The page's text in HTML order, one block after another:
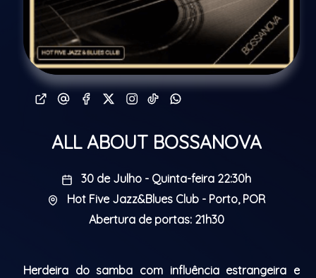
ALL ABOUT BOSSANOVA
30 de Julho - Quinta-feira 22:30h
Hot Five Jazz&Blues Club - Porto, POR
Abertura de portas: 21h30
Herdeira do samba com influência estrangeira e